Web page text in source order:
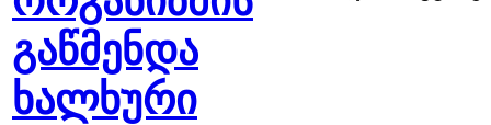
გაწმენდა
ხალხური